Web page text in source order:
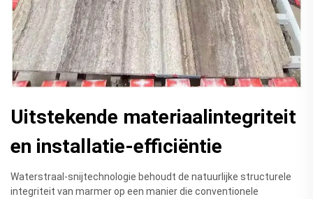
Uitstekende materiaalintegriteit
en installatie-efficiëntie
Waterstraal-snijtechnologie behoudt de natuurlijke structurele
integriteit van marmer op een manier die conventionele